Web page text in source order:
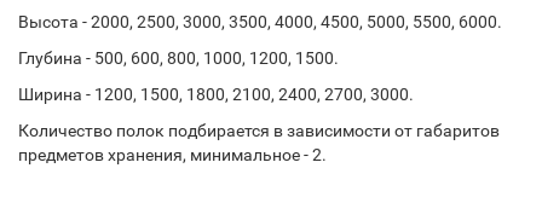
Высота - 2000, 2500, 3000, 3500, 4000, 4500, 5000, 5500, 6000.
Глубина - 500, 600, 800, 1000, 1200, 1500.
Ширина - 1200, 1500, 1800, 2100, 2400, 2700, 3000.
Количество полок подбирается в зависимости от габаритов
предметов хранения, минимальное - 2.